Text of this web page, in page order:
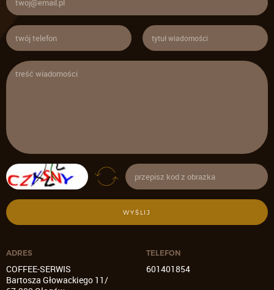
WYŚLIJ
ADRES
COFFEE-SERWIS
Bartosza Głowackiego 11/
TELEFON
601401854